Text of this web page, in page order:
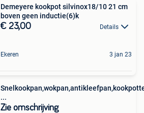
Demeyere kookpot silvinox18/10 21 cm
boven geen inductie(6)k
€ 23,00 Details
Ekeren 3 jan 23
...
Zie omschrijving